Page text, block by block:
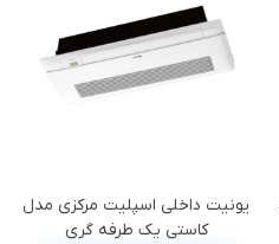
یونیت داخلی اسپلیت مرکزی مدل
کاستی یک طرفه گری